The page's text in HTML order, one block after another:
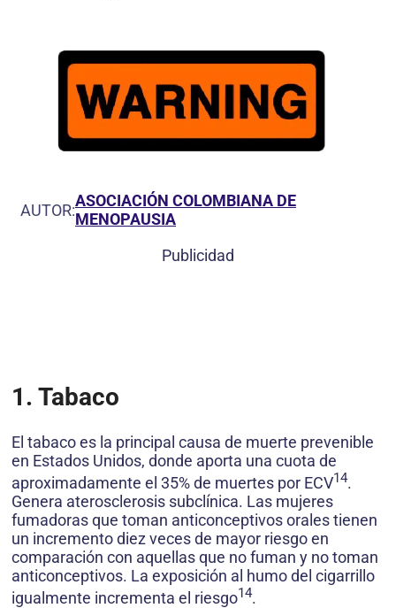
AUTOR:ASOCIACIÓN COLOMBIANA DE
MENOPAUSIA
Publicidad
1. Tabaco
El tabaco es la principal causa de muerte prevenible
en Estados Unidos, donde aporta una cuota de
aproximadamente el 35% de muertes por ECV14.
Genera aterosclerosis subclínica. Las mujeres
fumadoras que toman anticonceptivos orales tienen
un incremento diez veces de mayor riesgo en
comparación con aquellas que no fuman y no toman
anticonceptivos. La exposición al humo del cigarrillo
igualmente incrementa el riesgo14.